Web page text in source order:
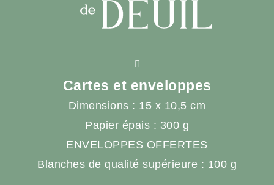
Cartes et enveloppes
Dimensions : 15 x 10,5 cm
Papier épais : 300 g
ENVELOPPES OFFERTES
Blanches de qualité supérieure : 100 g